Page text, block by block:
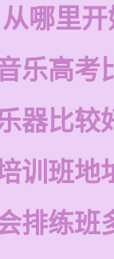
哪里开
乐高考
器比较
训班地
排练班